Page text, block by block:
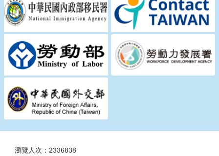
瀏覽人次：2336838